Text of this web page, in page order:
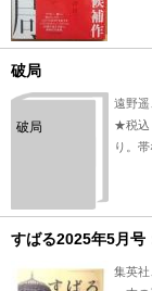
破局
破局
遠野
★税
り。
すばる2025年5月号
集英